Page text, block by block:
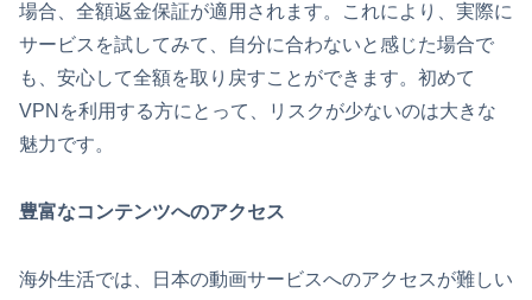
場合、全額返金保証が適用されます。これにより、実際に
サービスを試してみて、自分に合わないと感じた場合で
も、安心して全額を取り戻すことができます。初めて
VPNを利用する方にとって、リスクが少ないのは大きな
魅力です。
豊富なコンテンツへのアクセス
海外生活では、日本の動画サービスへのアクセスが難しい